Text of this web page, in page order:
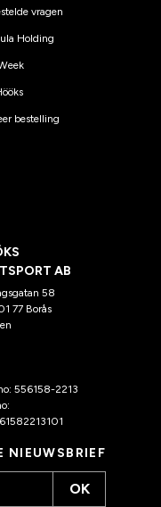
vragen
Holding
bestelling
AB
58
77 Borås
556158-2213
NIEUWSBRIEF
OK